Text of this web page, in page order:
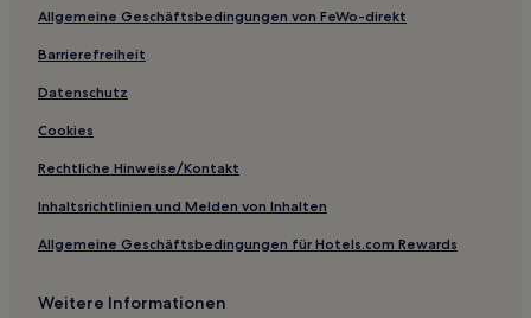
Allgemeine Geschäftsbedingungen von FeWo-direkt
Barrierefreiheit
Datenschutz
Cookies
Rechtliche Hinweise/Kontakt
Inhaltsrichtlinien und Melden von Inhalten
Allgemeine Geschäftsbedingungen für Hotels.com Rewards
Weitere Informationen